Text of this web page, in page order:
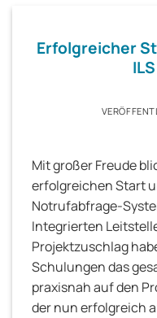
Erfolgreicher
Mit großer Freude
erfolgreichen Start
Notrufabfrage-
Integrierten
Projektzuschlag
Schulungen das
praxisnah auf den
der nun erfolgreich